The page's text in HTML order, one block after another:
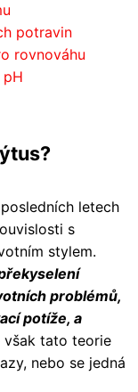
potravin
rovnováhu
letech
s
stylem.
problémů,
potíže, a
však tato teorie
nebo se jedná